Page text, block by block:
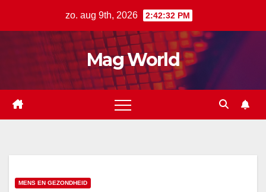
zo. aug 9th, 2026 2:42:33 PM
Mag World
MENS EN GEZONDHEID